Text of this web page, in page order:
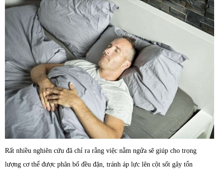
Rất nhiều nghiên cứu đã chỉ ra rằng việc nằm ngửa sẽ giúp cho trọng
lượng cơ thể được phân bố đều đặn, tránh áp lực lên cột sốt gây tổn